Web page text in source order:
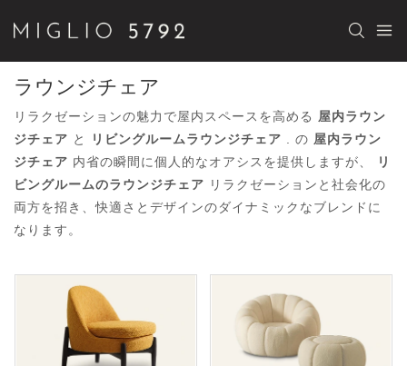
ラウンジチェア
リラクゼーションの魅力で屋内スペースを高める 屋内ラウン
ジチェア と リビングルームラウンジチェア . の 屋内ラウン
ジチェア 内省の瞬間に個人的なオアシスを提供しますが、
リ
ビングルームのラウンジチェア リラクゼーションと社会化の
両方を招き、快適さとデザインのダイナミックなブレンドに
なります。